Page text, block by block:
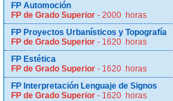
FP Automoción
FP de Grado Superior - 2000 horas
FP Proyectos Urbanísticos y Topografía
FP de Grado Superior - 1620 horas
FP Estética
FP de Grado Superior - 1620 horas
FP Interpretación Lenguaje de Signos
FP de Grado Superior - 1620 horas